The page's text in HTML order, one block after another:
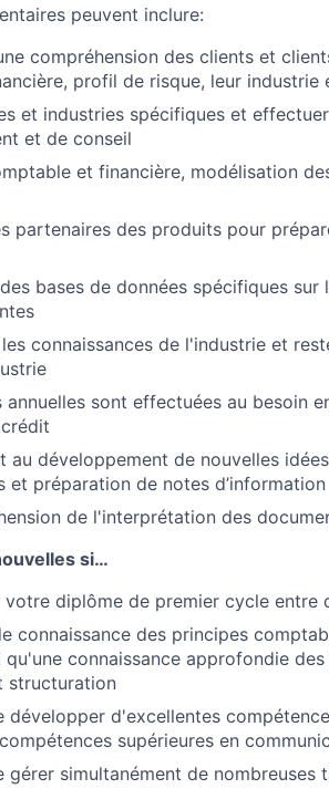
peuvent inclure:
compréhension des clients et
profil de risque, leur industrie
et industries spécifiques et
et de conseil
et financière, modélisation
partenaires des produits pour
bases de données spécifiques sur
connaissances de l'industrie et
annuelles sont effectuées au besoin
au développement de nouvelles
et préparation de notes d’information
de l'interprétation des
si…
diplôme de premier cycle entre
connaissance des principes
connaissance approfondie
structuration
développer d'excellentes
supérieures en
gérer simultanément de nombreuses